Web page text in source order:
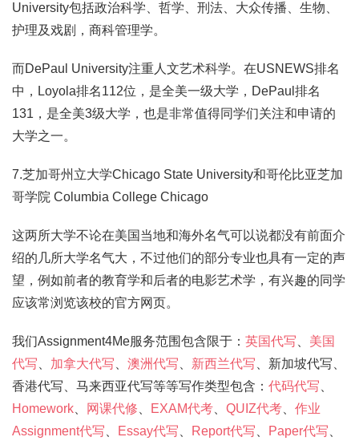
University包括政治科学、哲学、刑法、大众传播、生物、
护理及戏剧，商科管理学。
而DePaul University注重人文艺术科学。在USNEWS排名
中，Loyola排名112位，是全美一级大学，DePaul排名
131，是全美3级大学，也是非常值得同学们关注和申请的
大学之一。
7.芝加哥州立大学Chicago State University和哥伦比亚芝加
哥学院 Columbia College Chicago
这两所大学不论在美国当地和海外名气可以说都没有前面介
绍的几所大学名气大，不过他们的部分专业也具有一定的声
望，例如前者的教育学和后者的电影艺术学，有兴趣的同学
应该常浏览该校的官方网页。
我们Assignment4Me服务范围包含限于： 英国代写
美国
代写
加拿大代写 澳洲代写 新西兰代写 、新加坡代写、
香港代写、马来西亚代写等等写作类型包含： 代码代写
Homework
网课代修 EXAM代考 QUIZ代考
作业
Assignment代写
Essay代写 Report代写 Paper代写